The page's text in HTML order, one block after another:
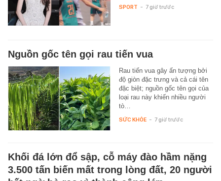
SPORT - 7 giờ trước
Nguồn gốc tên gọi rau tiến vua
Rau tiến vua gây ấn tượng bởi
độ giòn đặc trưng và cả cái tên
đặc biệt; nguồn gốc tên gọi của
loại rau này khiến nhiều người
tò…
SỨC KHỎE - 7 giờ trước
Khối đá lớn đổ sập, cỗ máy đào hầm nặng
3.500 tấn biến mất trong lòng đất, 20 người